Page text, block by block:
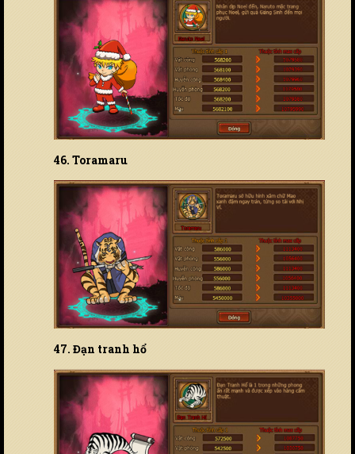
46. Toramaru
47. Đạn tranh hổ